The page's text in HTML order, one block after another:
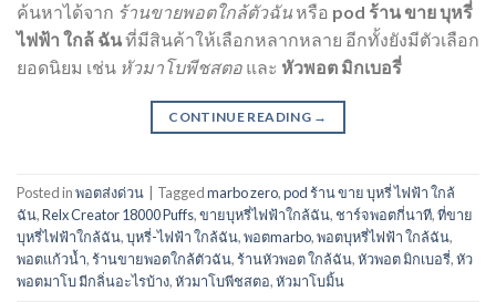
ค้นหาได้จาก ร้านขายพอตใกล้ตัวฉัน หรือ pod ร้าน ขาย บุหรี่
ไฟฟ้า ใกล้ ฉันที่มีสินค้าให้เลือกหลากหลาย อีกทั้งยังมีตัวเลือก
ยอดนิยม เช่น หัวมาโบพีชสตอ และ หัวพอต มิกเบอรี่
CONTINUE READING →
Posted inพอตส่งด่วน Taggedmarbo zero,pod ร้าน ขาย บุหรี่ ไฟฟ้า ใกล้
ฉัน,Relx Creator 18000 Puffs,ขายบุหรี่ไฟฟ้าใกล้ฉัน,ชาร์จพอตกี่นาที,ที่ขาย
บุหรี่ไฟฟ้าใกล้ฉัน,บุหรี่-ไฟฟ้า ใกล้ฉัน,พอตmarbo,พอตบุหรี่ไฟฟ้า ใกล้ฉัน,
พอตแก้วน้ำ,ร้านขายพอตใกล้ตัวฉัน,ร้านหัวพอต ใกล้ฉัน,หัวพอต มิกเบอรี่,หัว
พอตมาโบ มีกลิ่นอะไรบ้าง,หัวมาโบพีชสตอ,หัวมาโบมิ้น